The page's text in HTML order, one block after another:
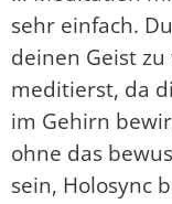
sehr einfach.
deinen Geist
meditierst, da
im Gehirn
ohne das
sein, Holosync